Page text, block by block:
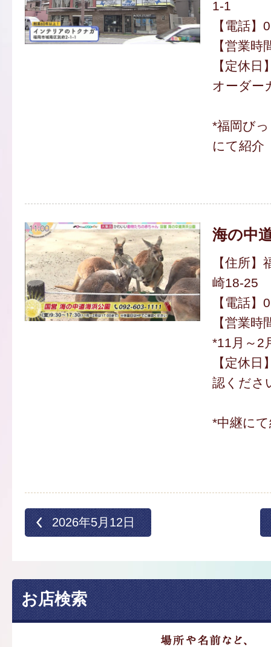
1-1
【電話
【営業
【定休日
オーダー
*福岡び
にて紹介
海の中
【住所
崎18-25
【電話
【営業
*11月～2
【定休
認くださ
*中継に
2026年5月12日
お店検索